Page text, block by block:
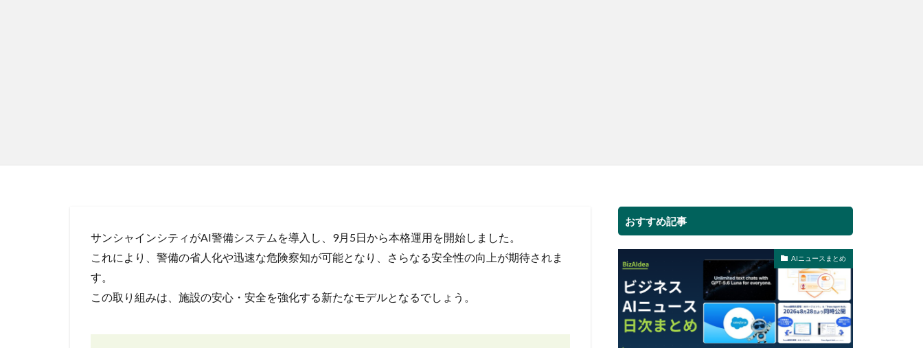
サンシャインシティがAI警備システムを導入し、9月5日から本格運用を開始しました。
これにより、警備の省人化や迅速な危険察知が可能となり、さらなる安全性の向上が期待されま
す。
この取り組みは、施設の安心・安全を強化する新たなモデルとなるでしょう。
おすすめ記事
AIニュースまとめ